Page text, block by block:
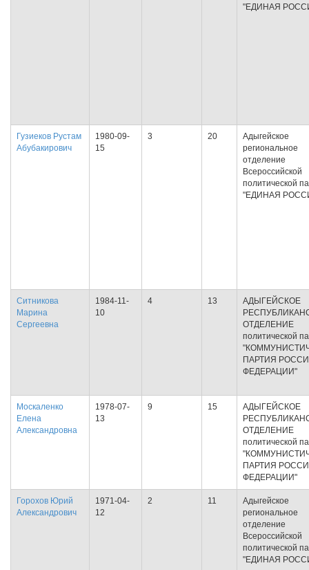
"ЕДИНАЯ
Гузиеков Рустам
Абубакирович
1980-09-
15
3 20
Адыгейское
региональное
отделение
Всероссийской
политической
"ЕДИНАЯ
Ситникова
Марина
Сергеевна
1984-11-
10
4 13
АДЫГЕЙСКОЕ
ОТДЕЛЕНИЕ
политической
ПАРТИЯ
ФЕДЕРАЦИИ"
Москаленко
Елена
Александровна
1978-07-
13
9 15
АДЫГЕЙСКОЕ
ОТДЕЛЕНИЕ
политической
ПАРТИЯ
ФЕДЕРАЦИИ"
Горохов Юрий
Александрович
1971-04-
12
2 11
Адыгейское
региональное
отделение
Всероссийской
политической
"ЕДИНАЯ